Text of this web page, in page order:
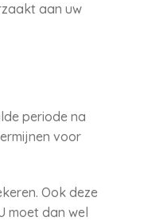
aan uw
periode na
voor
Ook deze
moet dan wel